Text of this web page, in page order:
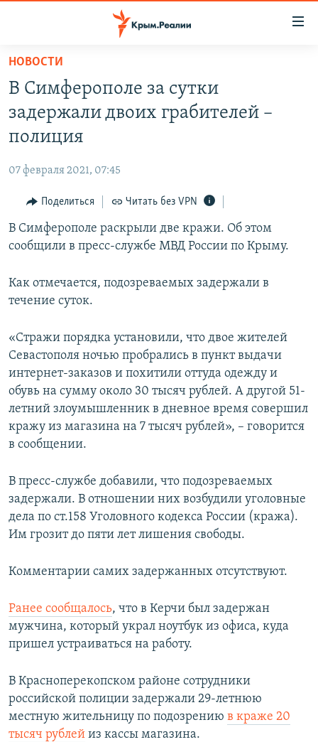
Вернуться
основному
содержанию
Вернутся
главной
навигации
Вернутся
поиску
НОВОСТИ
СПЕЦПРОЕКТЫ
11 ЛЕТ ОККУПАЦИИ КРЫМА. 11 ИСТОРИЙ СОПРОТИВЛЕНИЯ
ЕЩЕ
ИНТЕРАКТИВ
ИНФОГРАФИКА
ТЕЛЕПРОЕКТ КРЫМ.РЕАЛИИ
СОВЕТЫ ПРАВОЗАЩИТНИКОВ
ПРОПАВШИЕ БЕЗ ВЕСТИ
КРЫМ.НЕПОКОРЕННЫЙ
ELIFBE
УКРАИНСКАЯ ПРОБЛЕМА КРЫМА
РАДІО СВОБОДА
КАК ОБОЙТИ БЛОКИРОВКУ
ПРИСОЕДИНЯЙТЕСЬ!
Все сайты RFE/RL
НОВОСТИ
В Симферополе за сутки
задержали двоих грабителей –
полиция
07 февраля 2021, 07:45
Поделиться Читать без VPN
В Симферополе раскрыли две кражи. Об этом
сообщили в пресс-службе МВД России по Крыму.
Как отмечается, подозреваемых задержали в
течение суток.
«Стражи порядка установили, что двое жителей
Севастополя ночью пробрались в пункт выдачи
интернет-заказов и похитили оттуда одежду и
обувь на сумму около 30 тысяч рублей. А другой 51-
летний злоумышленник в дневное время совершил
кражу из магазина на 7 тысяч рублей», – говорится
в сообщении.
В пресс-службе добавили, что подозреваемых
задержали. В отношении них возбудили уголовные
дела по ст.158 Уголовного кодекса России (кража).
Им грозит до пяти лет лишения свободы.
Комментарии самих задержанных отсутствуют.
Ранее сообщалось, что в Керчи был задержан
мужчина, который украл ноутбук из офиса, куда
пришел устраиваться на работу.
В Красноперекопском районе сотрудники
российской полиции задержали 29-летнюю
местную жительницу по подозрению в краже 20
тысяч рублей из кассы магазина.